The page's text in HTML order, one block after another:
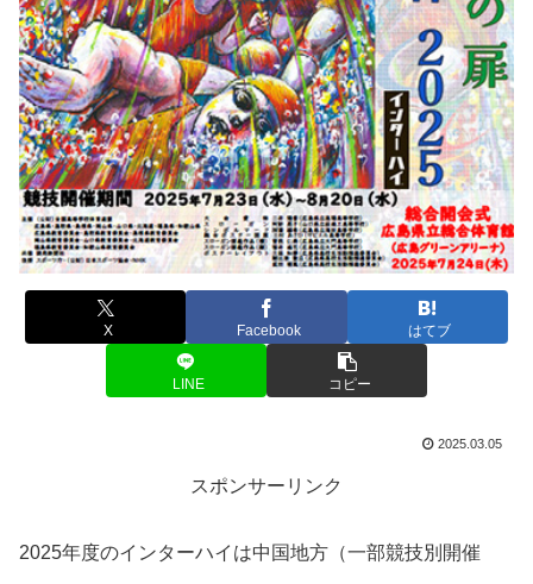
X Facebook はてブ
LINE コピー
2025.03.05
スポンサーリンク
2025年度のインターハイは中国地方（一部競技別開催